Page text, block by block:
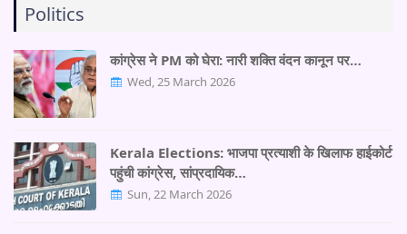
Politics
कांग्रेस ने PM को घेरा: नारी शक्ति वंदन कानून पर…
Wed, 25 March 2026
Kerala Elections: भाजपा प्रत्याशी के खिलाफ हाईकोर्ट
पहुंची कांग्रेस, सांप्रदायिक…
Sun, 22 March 2026